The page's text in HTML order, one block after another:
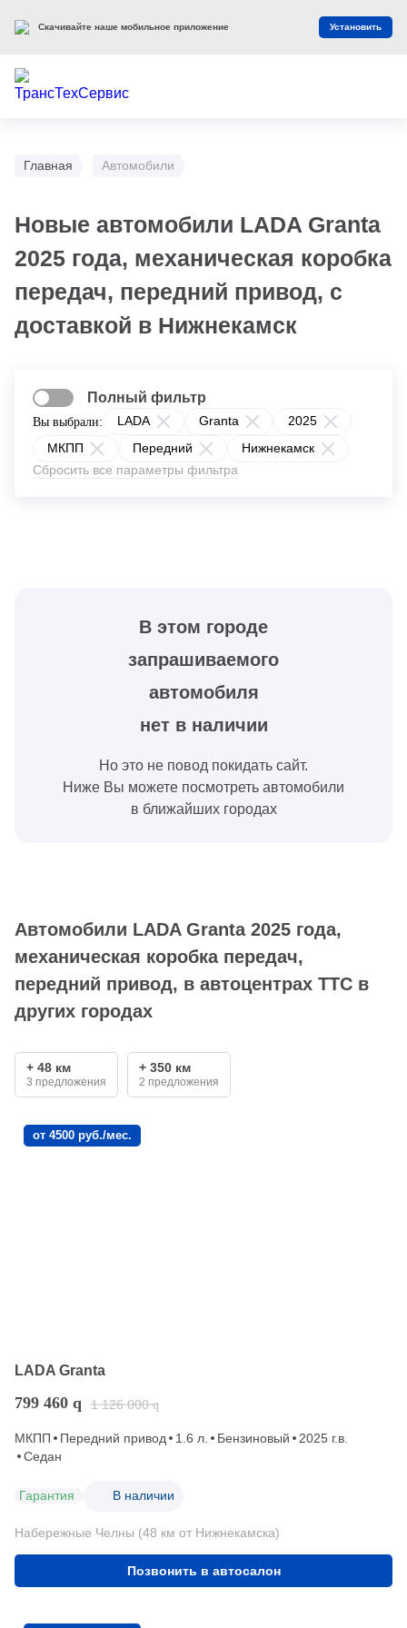
Главная Автомобили
Новые автомобили LADA Granta
2025 года, механическая коробка
передач, передний привод, с
доставкой в Нижнекамск
Вы выбрали: LADA Granta
2025
МКПП
Передний
Нижнекамск
Сбросить все параметры фильтра
Полный фильтр
В этом городе
запрашиваемого
автомобиля
нет в наличии
Но это не повод покидать сайт.
Ниже Вы можете посмотреть автомобили
в ближайших городах
Автомобили LADA Granta 2025 года,
механическая коробка передач,
передний привод, в автоцентрах ТТС в
других городах
+ 48 км
3 предложения
+ 350 км
2 предложения
от 4500 руб./мес.
LADA Granta
799 460 q 1 126 000 q
МКПП Передний привод 1.6 л. Бензиновый
2025 г.в.
Седан
Гарантия В наличии
Набережные Челны (48 км от Нижнекамска)
Позвонить в автосалон
Скачивайте наше мобильное приложение Установить